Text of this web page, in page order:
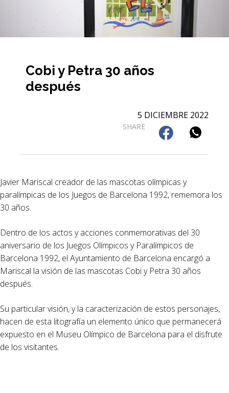
Cobi y Petra 30 años
después
5 DICIEMBRE 2022
SHARE
Javier Mariscal creador de las mascotas olímpicas y
paralímpicas de los Juegos de Barcelona 1992, rememora los
30 años.
Dentro de los actos y acciones conmemorativas del 30
aniversario de los Juegos Olímpicos y Paralímpicos de
Barcelona 1992, el Ayuntamiento de Barcelona encargó a
Mariscal la visión de las mascotas Cobi y Petra 30 años
después.
Su particular visión, y la caracterización de estos personajes,
hacen de esta litografía un elemento único que permanecerá
expuesto en el Museu Olímpico de Barcelona para el disfrute
de los visitantes.